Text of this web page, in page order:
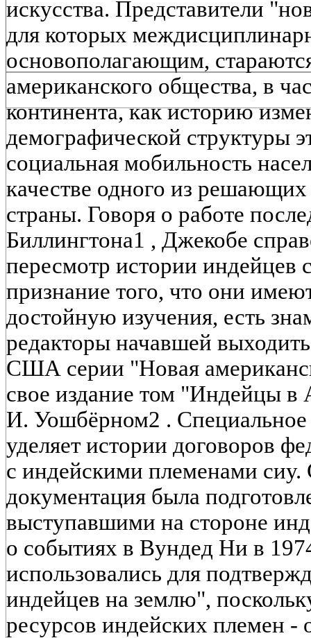
искусства. Представители
для которых
основополагающим,
американского общества, в
континента, как историю
демографической структуры
социальная мобильность
качестве одного из решающих
страны. Говоря о работе
Биллингтона1 , Джекобе
пересмотр истории индейцев
признание того, что они
достойную изучения, есть
редакторы начавшей
США серии "Новая
свое издание том "Индейцы
И. Уошбёрном2 .
уделяет истории договоров
с индейскими племенами сиу.
документация была
выступавшими на стороне
о событиях в Вундед Ни в
использовались для
индейцев на землю",
ресурсов индейских племен -